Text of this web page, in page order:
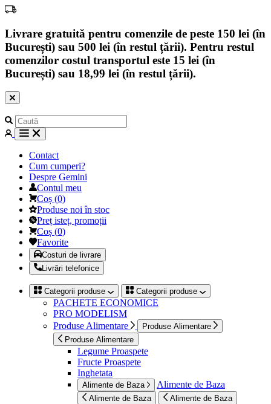
Livrare gratuită pentru comenzile de peste 150 lei (în
București) sau 500 lei (în restul țării). Pentru restul
comenzilor costul transportul este 15 lei (în
București) sau 18,99 lei (în restul țării).
Contact
Cum cumperi?
Despre Gemini
Contul meu
Coș (0)
Produse noi în stoc
Preț isteț, promoții
Coș (0)
Favorite
Costuri de livrare
Livrări telefonice
Categorii produse Categorii produse
PACHETE ECONOMICE
PRO MODELISM
Produse Alimentare
Produse Alimentare
Produse Alimentare
Legume Proaspete
Fructe Proaspete
Inghetata
Alimente de Baza Alimente de Baza
Alimente de Baza Alimente de Baza